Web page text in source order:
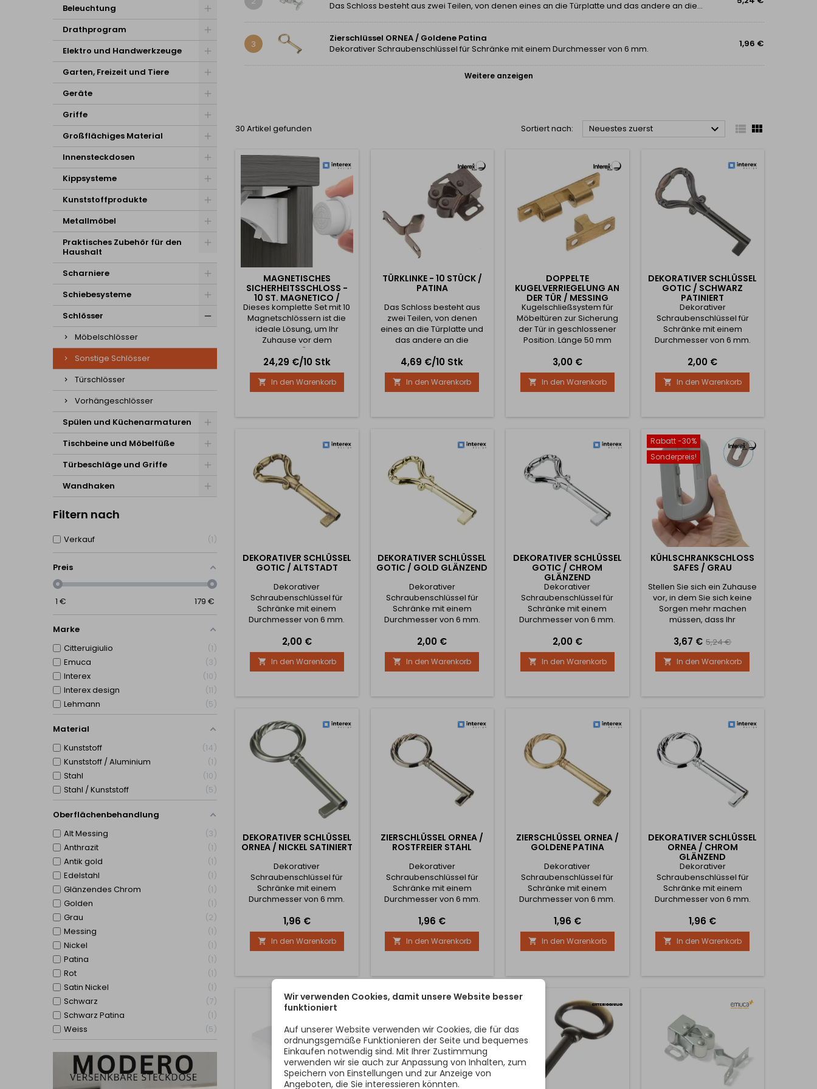
Beleuchtung
Drathprogram
Elektro und Handwerkzeuge
Garten, Freizeit und Tiere
Geräte
Griffe
Großflächiges Material
Innensteckdosen
Kippsysteme
Kunststoffprodukte
Metallmöbel
Praktisches Zubehör für den
Haushalt
Scharniere
Schiebesysteme
Schlösser
Möbelschlösser
Sonstige Schlösser
Türschlösser
Vorhängeschlösser
Spülen und Küchenarmaturen
Tischbeine und Möbelfüße
Türbeschläge und Griffe
Wandhaken
Filtern nach
Verkauf 1
Preis
1 € 179 €
Marke
Citteruigiulio
1
Emuca
3
Interex
10
Interex design
11
Lehmann
5
Material
Kunststoff
14
Kunststoff / Aluminium
1
Stahl
10
Stahl / Kunststoff
5
Oberflächenbehandlung
Alt Messing
3
Anthrazit
1
Antik gold
1
Edelstahl
1
Glänzendes Chrom
1
Golden
1
Grau
2
Messing
1
Nickel
1
Patina
1
Rot
1
Satin Nickel
1
Schwarz
7
Schwarz Patina
1
Weiss
5
Das Schloss besteht aus zwei Teilen, von denen eines an die Türplatte und das andere an die Korpusplatte des Schranks geschraubt wird. Es handelt sich um ein klassisches Schloss, das in Form eines Pfeils an der Tür befestigt wird, der in das...
3
Zierschlüssel ORNEA / Goldene Patina
Dekorativer Schraubenschlüssel für Schränke mit einem Durchmesser von 6 mm.
1,96 €
Weitere anzeigen
30 Artikel gefunden Sortiert nach: Neuestes zuerst   
MAGNETISCHES
SICHERHEITSSCHLOSS -
10 ST. MAGNETICO /
WEISS
Dieses komplette Set mit 10
Magnetschlössern ist die
ideale Lösung, um Ihr
Zuhause vor dem
ungewollten Öffnen von
Schränken und Schubladen
durch Kinder zu schützen.
Die Schlösser werden
ausschließlich mit einem
und verhindern, dass Kinder
Reinigungsmittel,
Medikamente usw.)
zugreifen können....
Preis
24,29 €/10 Stk
 In den Warenkorb
TÜRKLINKE - 10 STÜCK /
PATINA
Das Schloss besteht aus
zwei Teilen, von denen
eines an die Türplatte und
das andere an die
geschraubt wird. Es handelt
sich um ein klassisches
Schloss, das in Form eines
Pfeils an der Tür befestigt
Schranks eingelassen ist,
Diese Teile werden...
Preis
4,69 €/10 Stk
 In den Warenkorb
DOPPELTE
KUGELVERRIEGELUNG AN
DER TÜR / MESSING
Kugelschließsystem für
Möbeltüren zur Sicherung
der Tür in geschlossener
Position. Länge 50 mm
Preis
3,00 €
 In den Warenkorb
DEKORATIVER SCHLÜSSEL
GOTIC / SCHWARZ
PATINIERT
Dekorativer
Schraubenschlüssel für
Schränke mit einem
Durchmesser von 6 mm.
Preis
2,00 €
 In den Warenkorb
DEKORATIVER SCHLÜSSEL
GOTIC / ALTSTADT
Dekorativer
Schraubenschlüssel für
Schränke mit einem
Durchmesser von 6 mm.
Preis
2,00 €
 In den Warenkorb
DEKORATIVER SCHLÜSSEL
GOTIC / GOLD GLÄNZEND
Dekorativer
Schraubenschlüssel für
Schränke mit einem
Durchmesser von 6 mm.
Preis
2,00 €
 In den Warenkorb
DEKORATIVER SCHLÜSSEL
GOTIC / CHROM
GLÄNZEND
Dekorativer
Schraubenschlüssel für
Schränke mit einem
Durchmesser von 6 mm.
Preis
2,00 €
 In den Warenkorb
Rabatt -30%
Sonderpreis!
KÜHLSCHRANKSCHLOSS
SAFES / GRAU
Stellen Sie sich ein Zuhause
vor, in dem Sie sich keine
Sorgen mehr machen
müssen, dass Ihr
Kühlschrank öffnet oder
kleine Finger den Weg
dorthin finden, wo sie nicht
hingehören. Mit dem
Kühlschrankschloss ist das
nicht nur ein gewöhnliches
Schloss - es ist Ihr...
Preis
3,67 € Verkaufspreis
5,24 €
 In den Warenkorb
DEKORATIVER SCHLÜSSEL
ORNEA / NICKEL SATINIERT
Dekorativer
Schraubenschlüssel für
Schränke mit einem
Durchmesser von 6 mm.
Preis
1,96 €
 In den Warenkorb
ZIERSCHLÜSSEL ORNEA /
ROSTFREIER STAHL
Dekorativer
Schraubenschlüssel für
Schränke mit einem
Durchmesser von 6 mm.
Preis
1,96 €
 In den Warenkorb
ZIERSCHLÜSSEL ORNEA /
GOLDENE PATINA
Dekorativer
Schraubenschlüssel für
Schränke mit einem
Durchmesser von 6 mm.
Preis
1,96 €
 In den Warenkorb
DEKORATIVER SCHLÜSSEL
ORNEA / CHROM
GLÄNZEND
Dekorativer
Schraubenschlüssel für
Schränke mit einem
Durchmesser von 6 mm.
Preis
1,96 €
 In den Warenkorb
Wir verwenden Cookies, damit unsere Website besser
funktioniert
Auf unserer Website verwenden wir Cookies, die für das
ordnungsgemäße Funktionieren der Seite und bequemes
Einkaufen notwendig sind. Mit Ihrer Zustimmung
verwenden wir sie auch zur Anpassung von Inhalten, zum
Speichern von Einstellungen und zur Anzeige von
Angeboten, die Sie interessieren könnten.